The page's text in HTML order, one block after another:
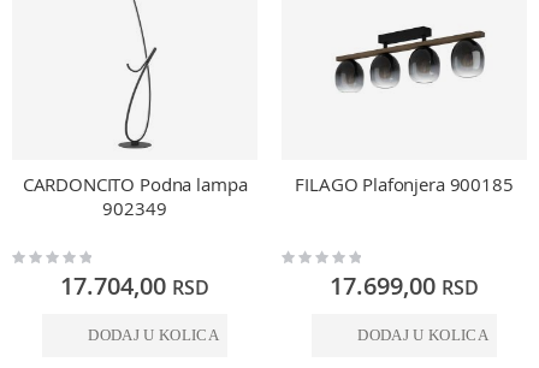
CARDONCITO Podna lampa
902349
Rating:
17.704,00 RSD
DODAJ U KOLICA
FILAGO Plafonjera 900185
Rating:
17.699,00 RSD
DODAJ U KOLICA